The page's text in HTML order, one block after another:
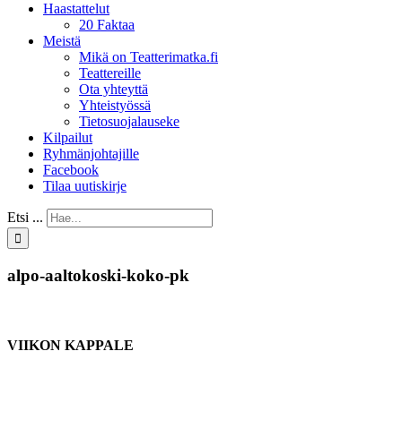
Haastattelut
20 Faktaa
Meistä
Mikä on Teatterimatka.fi
Teattereille
Ota yhteyttä
Yhteistyössä
Tietosuojalauseke
Kilpailut
Ryhmänjohtajille
Facebook
Tilaa uutiskirje
Etsi ...
alpo-aaltokoski-koko-pk
VIIKON KAPPALE